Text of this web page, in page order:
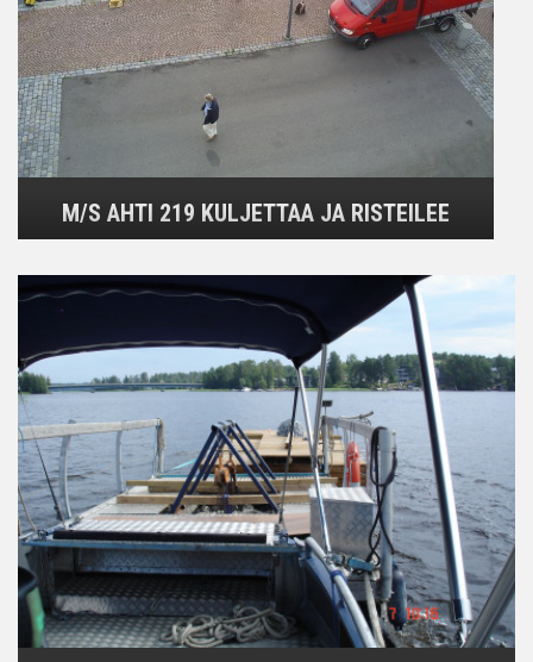
M/S AHTI 219 KULJETTAA JA RISTEILEE